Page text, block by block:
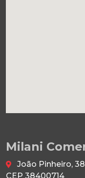
Milani
João Pinheiro,
CEP 38400714